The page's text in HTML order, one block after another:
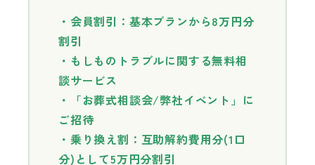
・会員割引：基本プランから8万円分
割引
・もしものトラブルに関する無料相
談サービス
・「お葬式相談会/弊社イベント」に
ご招待
・乗り換え割：互助解約費用分(1口
分)として5万円分割引